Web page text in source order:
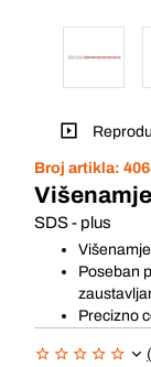
Broj artikla:
SDS - plus
Poseban
Precizno